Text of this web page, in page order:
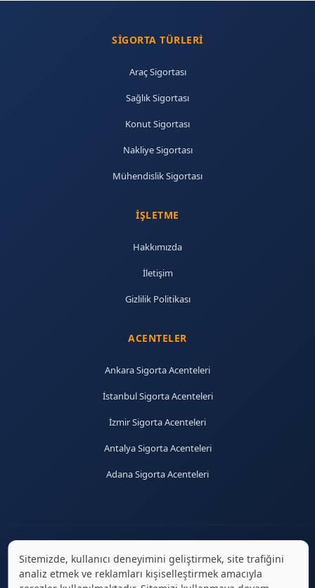
SIGORTA TÜRLERI
Araç Sigortası
Sağlık Sigortası
Konut Sigortası
Nakliye Sigortası
Mühendislik Sigortası
İŞLETME
Hakkımızda
İletişim
Gizlilik Politikası
ACENTELER
Ankara Sigorta Acenteleri
İstanbul Sigorta Acenteleri
İzmir Sigorta Acenteleri
Antalya Sigorta Acenteleri
Adana Sigorta Acenteleri
© 2026 sigortaciplus.com | Tüm hakları saklıdır.
Sitemizde, kullanıcı deneyimini geliştirmek, site trafiğini
analiz etmek ve reklamları kişiselleştirmek amacıyla